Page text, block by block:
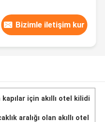
Bizimle iletişim kur
kapılar için akıllı otel kilidi
aralığı olan akıllı otel